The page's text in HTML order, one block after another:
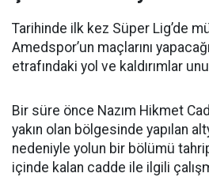
Tarihinde ilk kez Süper Lig’de
Amedspor’un maçlarını
etrafındaki yol ve kaldırımlar
Bir süre önce Nazım Hikmet
yakın olan bölgesinde yapılan
nedeniyle yolun bir bölümü
içinde kalan cadde ile ilgili